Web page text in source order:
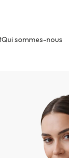
Qui sommes-nous